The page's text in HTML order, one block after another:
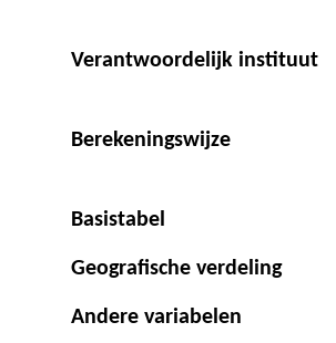
Verantwoordelijk instituut
Berekeningswijze
Basistabel
Geografische verdeling
Andere variabelen